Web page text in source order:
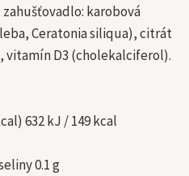
karobová
Ceratonia siliqua), citrát
D3 (cholekalciferol).
632 kJ / 149 kcal
0.1 g